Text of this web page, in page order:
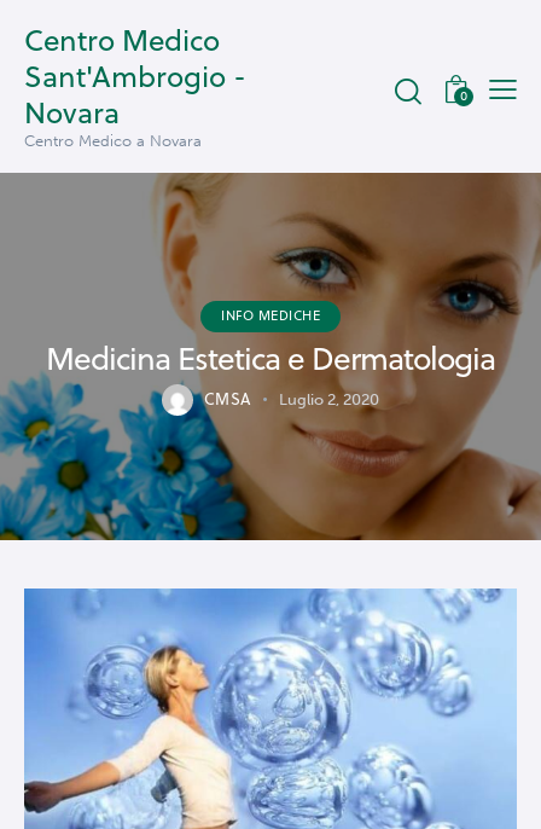
Centro Medico
Sant'Ambrogio -
Novara
Centro Medico a Novara
0
INFO MEDICHE
Medicina Estetica e Dermatologia
CMSA Luglio 2, 2020